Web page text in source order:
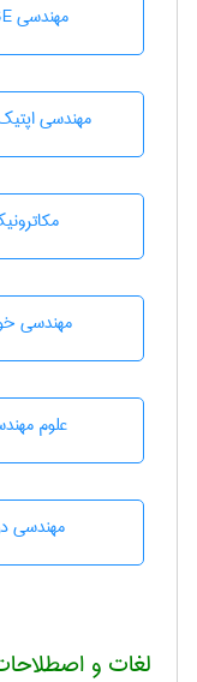
مهندسی HSE
مهندسی
مهندسی
علوم
مهندسی
لغات و